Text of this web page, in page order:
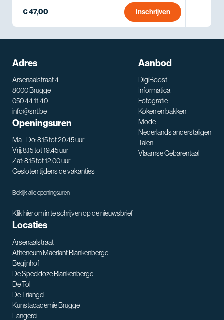
€ 47,00 Inschrijven
Adres
Arsenaalstraat 4
8000 Brugge
050 44 11 40
info@snt.be
Openingsuren
Ma - Do: 8.15 tot 20.45 uur
Vrij: 8.15 tot 19.45 uur
Zat: 8.15 tot 12.00 uur
Gesloten tijdens de vakanties
Bekijk alle openingsuren
Klik hier om in te schrijven op de nieuwsbrief
Aanbod
DigiBoost
Informatica
Fotografie
Koken en bakken
Mode
Nederlands anderstaligen
Talen
Vlaamse Gebarentaal
Locaties
Arsenaalstraat
Atheneum Maerlant Blankenberge
Begijnhof
De Speeldoze Blankenberge
De Tol
De Triangel
Kunstacademie Brugge
Langerei
SNT assistent
Waarmee kan ik je helpen?